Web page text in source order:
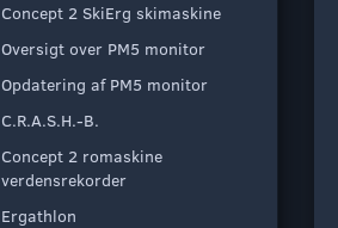
Concept 2 SkiErg skimaskine
Oversigt over PM5 monitor
Opdatering af PM5 monitor
C.R.A.S.H.-B.
Concept 2 romaskine
verdensrekorder
Ergathlon